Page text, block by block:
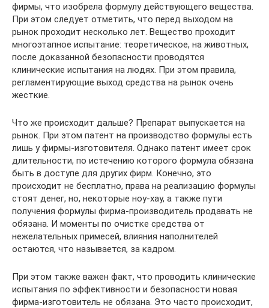
фирмы, что изобрела формулу действующего вещества.
При этом следует отметить, что перед выходом на
рынок проходит несколько лет. Вещество проходит
многоэтапное испытание: теоретическое, на животных,
после доказанной безопасности проводятся
клинические испытания на людях. При этом правила,
регламентирующие выход средства на рынок очень
жесткие.
Что же происходит дальше? Препарат выпускается на
рынок. При этом патент на производство формулы есть
лишь у фирмы-изготовителя. Однако патент имеет срок
длительности, по истечению которого формула обязана
быть в доступе для других фирм. Конечно, это
происходит не бесплатно, права на реализацию формулы
стоят денег, но, некоторые ноу-хау, а также пути
получения формулы фирма-производитель продавать не
обязана. И моменты по очистке средства от
нежелательных примесей, влияния наполнителей
остаются, что называется, за кадром.
При этом также важен факт, что проводить клинические
испытания по эффективности и безопасности новая
фирма-изготовитель не обязана. Это часто происходит,